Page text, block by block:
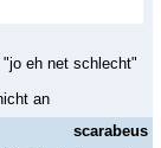
eh net schlecht"
an
scarabeus